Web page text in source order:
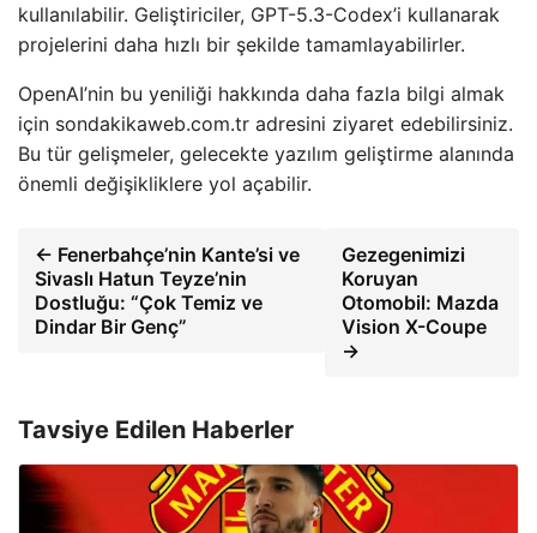
kullanılabilir. Geliştiriciler, GPT-5.3-Codex’i kullanarak
projelerini daha hızlı bir şekilde tamamlayabilirler.
OpenAI’nin bu yeniliği hakkında daha fazla bilgi almak
için sondakikaweb.com.tr adresini ziyaret edebilirsiniz.
Bu tür gelişmeler, gelecekte yazılım geliştirme alanında
önemli değişikliklere yol açabilir.
← Fenerbahçe’nin Kante’si ve
Sivaslı Hatun Teyze’nin
Dostluğu: “Çok Temiz ve
Dindar Bir Genç”
Gezegenimizi
Koruyan
Otomobil: Mazda
Vision X-Coupe
→
Tavsiye Edilen Haberler